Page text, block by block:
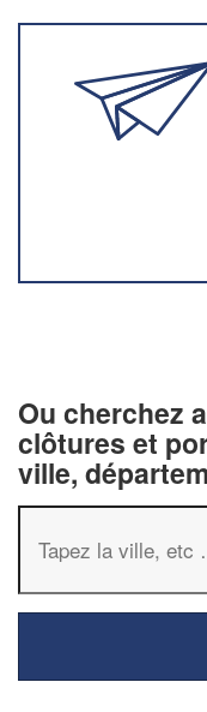
Ou cherchez
clôtures et
ville,